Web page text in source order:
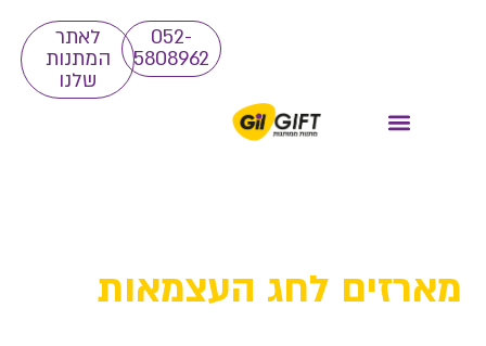
052-
5808962
לאתר
המתנות
שלנו
מארזים לחג העצמאות